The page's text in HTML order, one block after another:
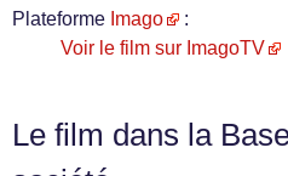
Plateforme Imago
:
Voir le film sur ImagoTV
Le film dans la